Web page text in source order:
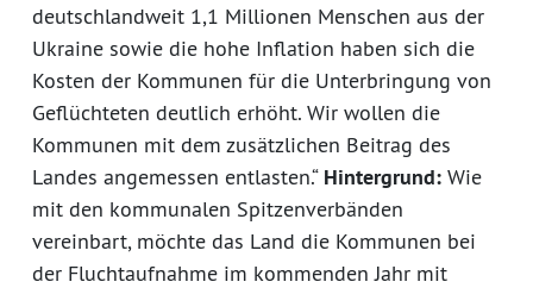
deutschlandweit 1,1 Millionen Menschen aus der
Ukraine sowie die hohe Inflation haben sich die
Kosten der Kommunen für die Unterbringung von
Geflüchteten deutlich erhöht. Wir wollen die
Kommunen mit dem zusätzlichen Beitrag des
Landes angemessen entlasten.“ Hintergrund: Wie
mit den kommunalen Spitzenverbänden
vereinbart, möchte das Land die Kommunen bei
der Fluchtaufnahme im kommenden Jahr mit